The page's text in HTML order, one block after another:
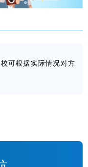
可根据实际情况对方